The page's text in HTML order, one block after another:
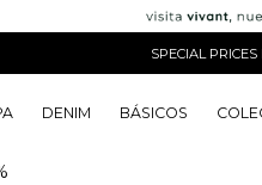
SPECIAL
DENIM BÁSICOS